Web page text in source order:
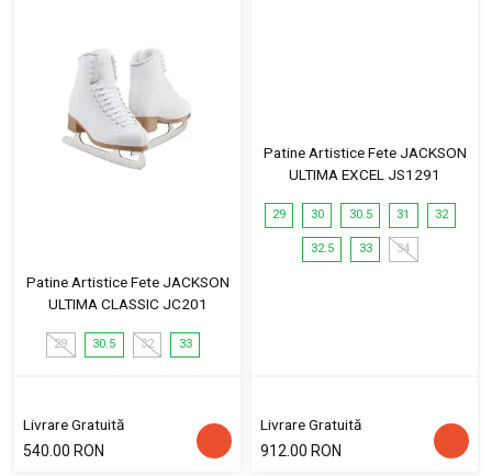
Patine Artistice Fete JACKSON
ULTIMA CLASSIC JC201
29 30.5 32 33
Livrare Gratuită
540.00 RON
Patine Artistice Fete JACKSON
ULTIMA EXCEL JS1291
29 30 30.5 31 32
32.5 33 34
Livrare Gratuită
912.00 RON